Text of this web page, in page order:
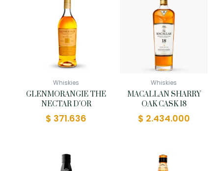
Whiskies
GLENMORANGIE THE
NECTAR D´OR
$ 371.636
Whiskies
MACALLAN SHARRY
OAK CASK 18
$ 2.434.000